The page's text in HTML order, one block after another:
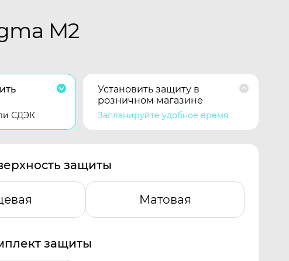
M2
СДЭК
Установить защиту в
розничном магазине
Запланируйте удобное время
защиты
Матовая
защиты